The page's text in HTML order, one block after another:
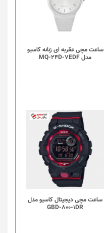
ساعت مچی عقربه ای زنانه کاسیو
مدل MQ-24D-7EDF
ساعت مچی دیجیتال کاسیو مدل
GBD-800-1DR